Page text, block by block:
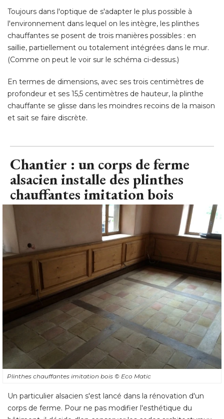
Toujours dans l'optique de s'adapter le plus possible à
l'environnement dans lequel on les intègre, les plinthes
chauffantes se posent de trois manières possibles : en
saillie, partiellement ou totalement intégrées dans le mur.
(Comme on peut le voir sur le schéma ci-dessus.)
En termes de dimensions, avec ses trois centimètres de
profondeur et ses 15,5 centimètres de hauteur, la plinthe
chauffante se glisse dans les moindres recoins de la maison
et sait se faire discrète.
Chantier : un corps de ferme
alsacien installe des plinthes
chauffantes imitation bois
Plinthes chauffantes imitation bois © Eco Matic
Un particulier alsacien s'est lancé dans la rénovation d'un
corps de ferme. Pour ne pas modifier l'esthétique du